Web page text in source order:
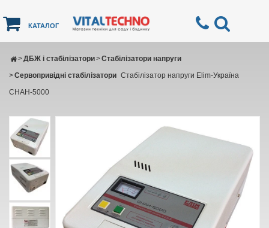
КАТАЛОГ
ДБЖ і стабілізатори
> Стабілізатори напруги
>
Сервопривідні стабілізатори
>
Cтабілізатор напруги Elim-Україна
СНАН-5000